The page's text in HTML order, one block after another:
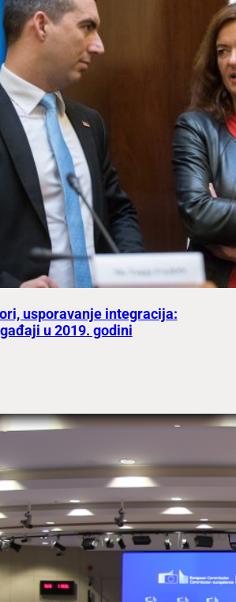
usporavanje integracija:
u 2019. godini